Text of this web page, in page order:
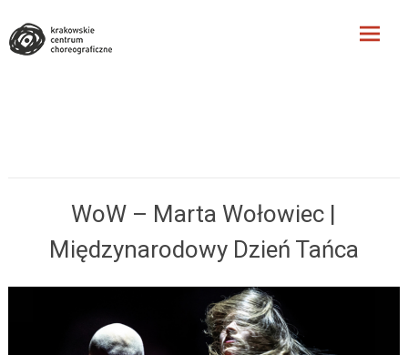
WoW – Marta Wołowiec |
Międzynarodowy Dzień Tańca